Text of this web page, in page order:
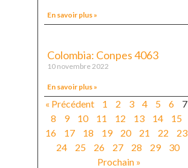
En savoir plus »
Colombia: Conpes 4063
10 novembre 2022
En savoir plus »
« Précédent 1 2 3 4 5 6
7
8
9 10 11 12 13 14
15
16
17 18 19 20 21 22
23
24
25 26 27 28 29
30
Prochain »